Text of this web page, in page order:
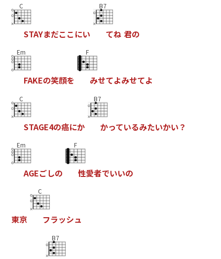
C
STAYまだこ こ にい
B7
てね 君の
Em
FAKEの笑顔を
F
みせてよみせてよ
C
STAGE4の癌にか
B7
かっているみたいかい ？
Em
AGEごしの
F
性愛者でいいの
東京
C
フラッシュ
B7